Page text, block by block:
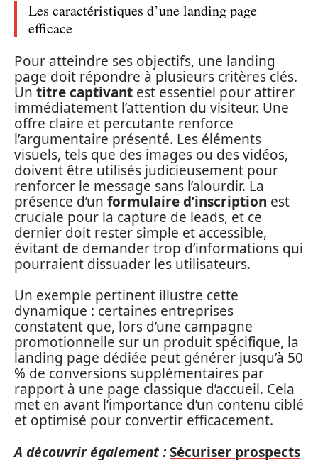
Les caractéristiques d’une landing page
efficace
Pour atteindre ses objectifs, une landing
page doit répondre à plusieurs critères clés.
Un titre captivant est essentiel pour attirer
immédiatement l’attention du visiteur. Une
offre claire et percutante renforce
l’argumentaire présenté. Les éléments
visuels, tels que des images ou des vidéos,
doivent être utilisés judicieusement pour
renforcer le message sans l’alourdir. La
présence d’un formulaire d’inscription est
cruciale pour la capture de leads, et ce
dernier doit rester simple et accessible,
évitant de demander trop d’informations qui
pourraient dissuader les utilisateurs.
Un exemple pertinent illustre cette
dynamique : certaines entreprises
constatent que, lors d’une campagne
promotionnelle sur un produit spécifique, la
landing page dédiée peut générer jusqu’à 50
% de conversions supplémentaires par
rapport à une page classique d’accueil. Cela
met en avant l’importance d’un contenu ciblé
et optimisé pour convertir efficacement.
A découvrir également :Sécuriser prospects